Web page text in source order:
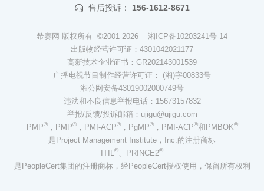
售后投诉： 156-1612-8671
希赛网 版权所有 ©2001-2026 湘ICP备10203241号-14
出版物经营许可证：4301042021177
高新技术企业证书：GR202143001539
广播电视节目制作经营许可证： (湘)字00833号
湘公网安备43019002000749号
违法和不良信息举报电话：15673157832
举报/反馈/投诉邮箱：ujigu@ujigu.com
PMP®，PMP®，PMI-ACP®，PgMP®，PMI-ACP®和PMBOK®
是Project Management Institute，Inc.的注册商标
ITIL
® 、PRINCE2®
是PeopleCert集团的注册商标，经PeopleCert授权使用，保留所有权利